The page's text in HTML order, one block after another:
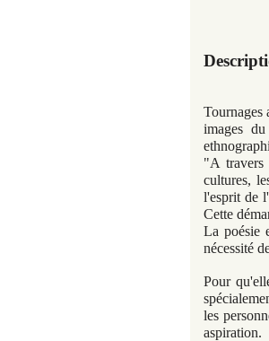
Tournages
images
"A travers
cultures,
l'esprit de
Cette
La poésie
nécessité
Pour
les
aspiration.